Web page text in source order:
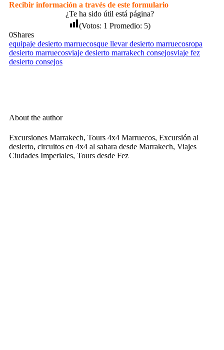
Recibir información a través de este formulario
¿Te ha sido útil está página?
(Votos: 1 Promedio: 5)
0Shares
equipaje desierto marruecosque llevar desierto marruecosropa
desierto marruecosviaje desierto marrakech consejosviaje fez
desierto consejos
About the author
Excursiones Marrakech, Tours 4x4 Marruecos, Excursión al
desierto, circuitos en 4x4 al sahara desde Marrakech, Viajes
Ciudades Imperiales, Tours desde Fez